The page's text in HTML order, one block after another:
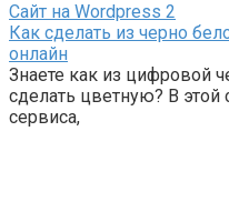
Сайт на Wordpress 2
Как сделать из черно
онлайн
Знаете как из цифровой
сделать цветную? В этой
сервиса,